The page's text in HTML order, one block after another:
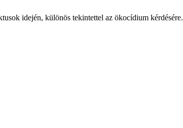
idején, különös tekintettel az ökocídium kérdésére.